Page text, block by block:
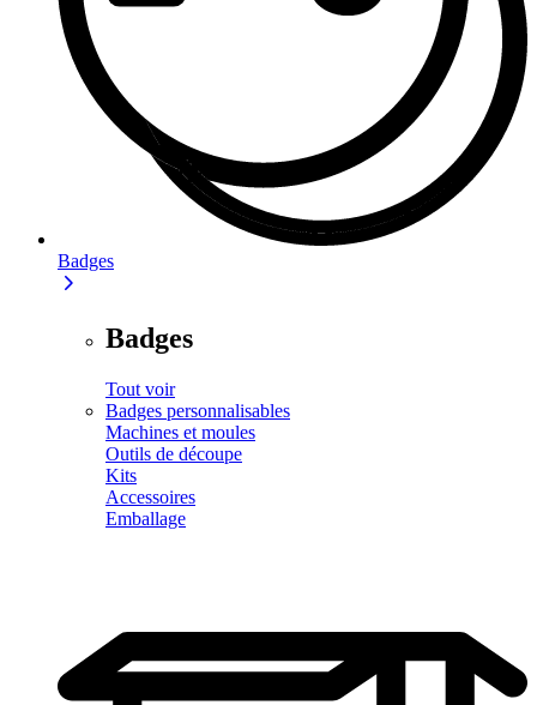
Badges
Badges
Tout voir
Badges personnalisables
Machines et moules
Outils de découpe
Kits
Accessoires
Emballage